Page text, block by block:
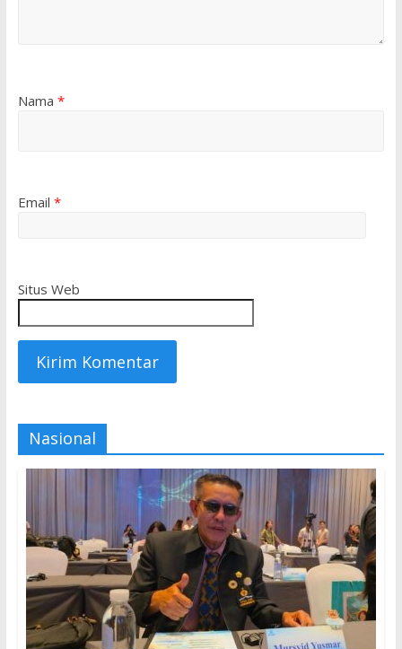
Nama *
Email *
Situs Web
Nasional